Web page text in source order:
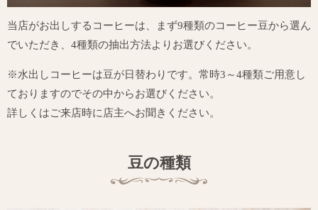
当店がお出しするコーヒーは、まず9種類のコーヒー豆から選ん
でいただき、4種類の抽出方法よりお選びください。
※水出しコーヒーは豆が日替わりです。常時3～4種類ご用意し
ておりますのでその中からお選びください。
詳しくはご来店時に店主へお聞きください。
豆の種類